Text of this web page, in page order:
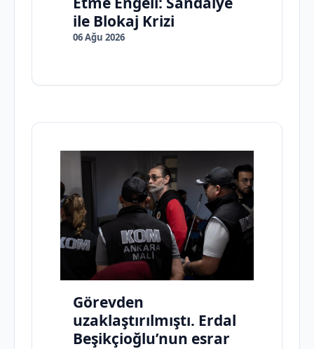
ile Blokaj Krizi
06 Ağu 2026
Görevden
uzaklaştırılmıştı. Erdal
Beşikçioğlu’nun esrar